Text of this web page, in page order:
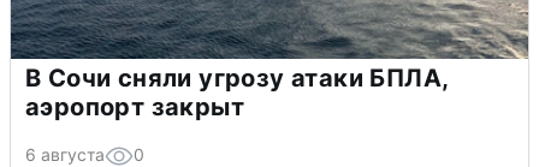
В Сочи сняли угрозу атаки БПЛА,
аэропорт закрыт
6 августа 0